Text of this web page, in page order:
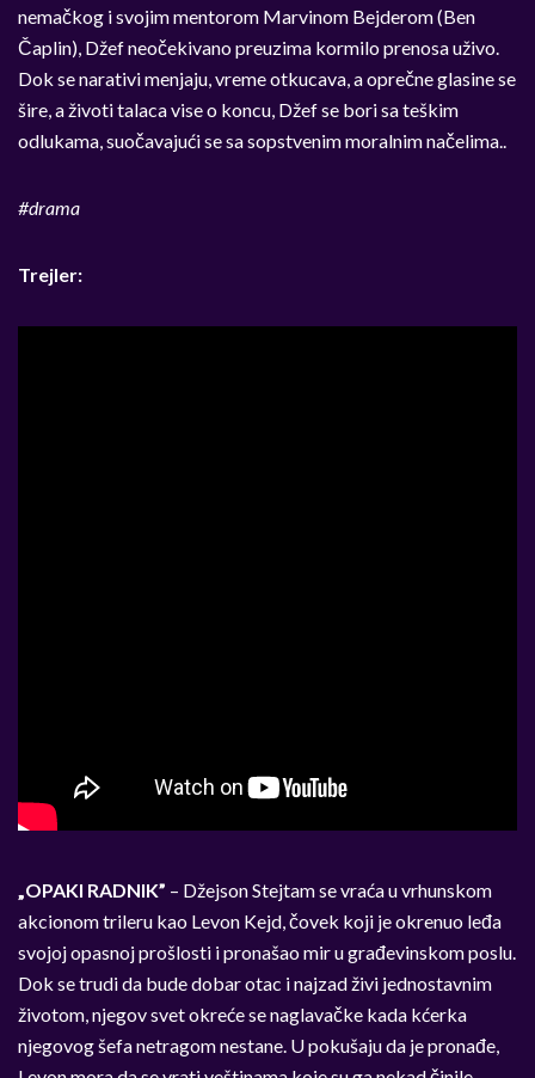
nemačkog i svojim mentorom Marvinom Bejderom (Ben
Čaplin), Džef neočekivano preuzima kormilo prenosa uživo.
Dok se narativi menjaju, vreme otkucava, a oprečne glasine se
šire, a životi talaca vise o koncu, Džef se bori sa teškim
odlukama, suočavajući se sa sopstvenim moralnim načelima..
#drama
Trejler:
„OPAKI RADNIK” – Džejson Stejtam se vraća u vrhunskom
akcionom trileru kao Levon Kejd, čovek koji je okrenuo leđa
svojoj opasnoj prošlosti i pronašao mir u građevinskom poslu.
Dok se trudi da bude dobar otac i najzad živi jednostavnim
životom, njegov svet okreće se naglavačke kada kćerka
njegovog šefa netragom nestane. U pokušaju da je pronađe,